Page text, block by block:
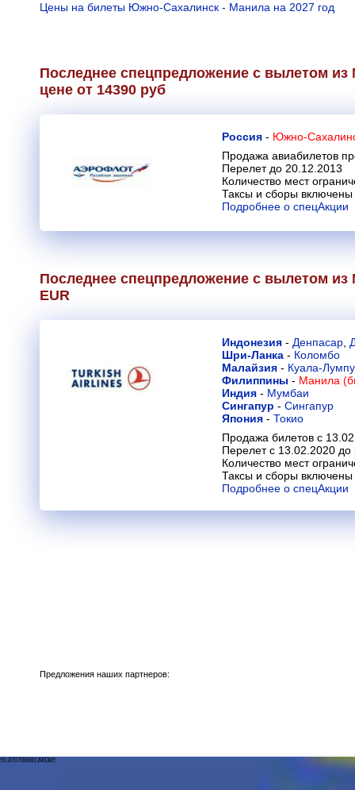
Цены на билеты Южно-Сахалинск - Манила на 2027 год
Последнее спецпредложение с вылетом
цене от 14390 руб
Россия - Южно-
Продажа авиабилетов
Перелет до 20.12.2013
Количество мест
Таксы и сборы включены
Подробнее о спецАкции
Последнее спецпредложение с вылетом
EUR
Индонезия - Денпасар
Шри-Ланка - Коломбо
Малайзия - Куала-
Филиппины - Манила
Индия - Мумбаи
Сингапур - Сингапур
Япония - Токио
Продажа билетов с
Перелет с 13.02.2020 до
Количество мест
Таксы и сборы включены
Подробнее о спецАкции
Предложения наших партнеров:
!!0.87070608139038!!